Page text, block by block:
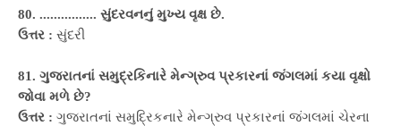
80. ................ સુંદરવનનું મુખ્ય વૃક્ષ છે.
ઉત્તર : સુંદરી
81. ગુજરાતનાં સમુદ્રકિનારે મેન્ગ્રુવ પ્રકારનાં જંગલમાં કયા વૃક્ષો
જોવા મળે છે?
ઉત્તર : ગુજરાતનાં સમુદ્રિકનારે મેન્ગ્રુવ પ્રકારનાં જંગલમાં ચેરના